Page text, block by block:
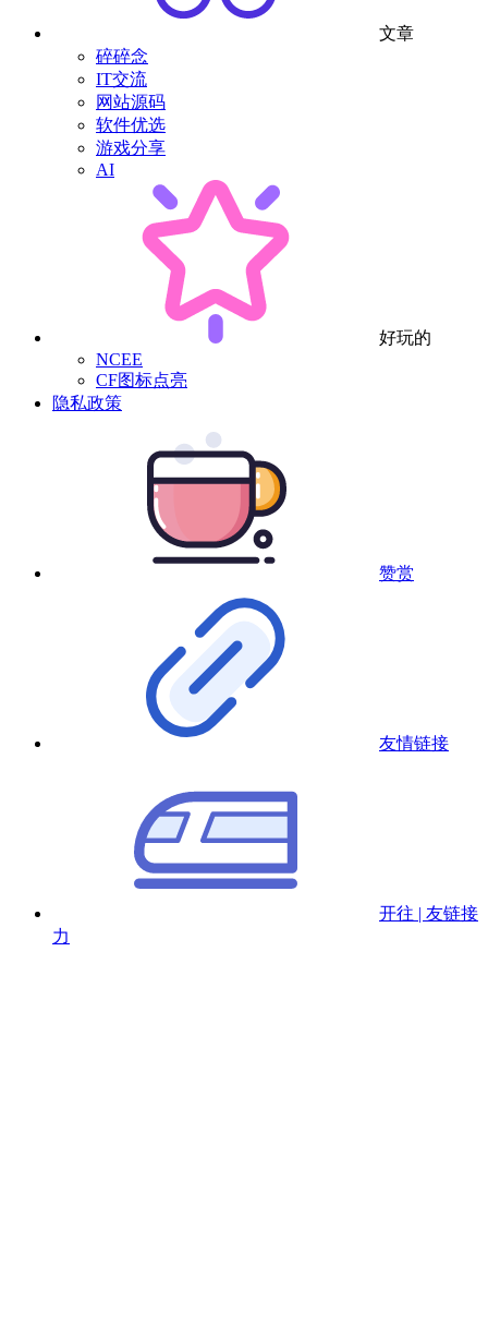
文章
碎碎念
IT交流
网站源码
软件优选
游戏分享
AI
好玩的
NCEE
CF图标点亮
隐私政策
赞赏
友情链接
开往 | 友链接
力